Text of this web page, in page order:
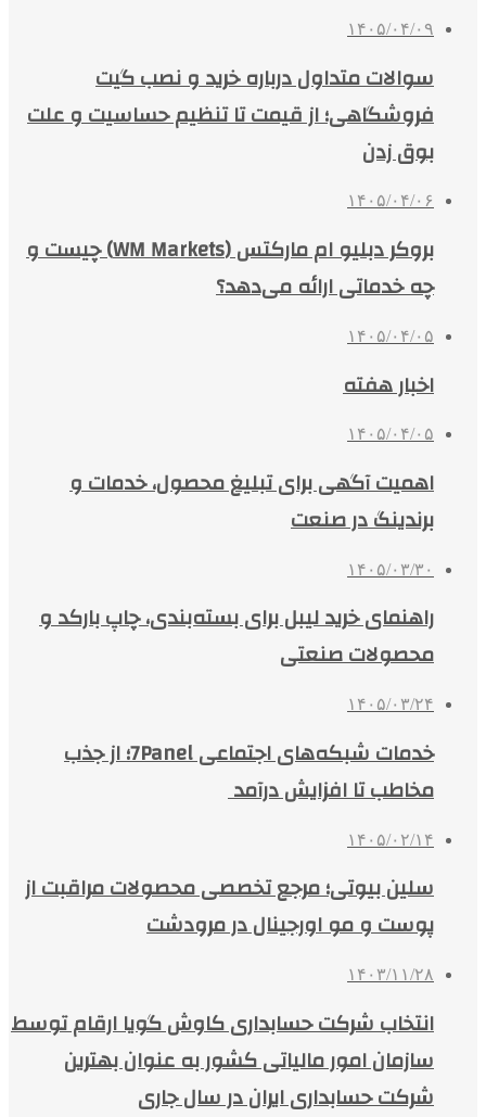
۱۴۰۵/۰۴/۰۹
سوالات متداول درباره خرید و نصب گیت
فروشگاهی؛ از قیمت تا تنظیم حساسیت و علت
بوق زدن
۱۴۰۵/۰۴/۰۶
بروکر دبلیو ام مارکتس (WM Markets) چیست و
چه خدماتی ارائه می‌دهد؟
۱۴۰۵/۰۴/۰۵
اخبار هفته
۱۴۰۵/۰۴/۰۵
اهمیت آگهی برای تبلیغ محصول، خدمات و
برندینگ در صنعت
۱۴۰۵/۰۳/۳۰
راهنمای خرید لیبل برای بسته‌بندی، چاپ بارکد و
محصولات صنعتی
۱۴۰۵/۰۳/۲۴
خدمات شبکه‌های اجتماعی 7Panel؛ از جذب
مخاطب تا افزایش درآمد
۱۴۰۵/۰۲/۱۴
سلین بیوتی؛ مرجع تخصصی محصولات مراقبت از
پوست و مو اورجینال در مرودشت
۱۴۰۳/۱۱/۲۸
انتخاب شرکت حسابداری کاوش گویا ارقام توسط
سازمان امور مالیاتی کشور به عنوان بهترین
شرکت حسابداری ایران در سال جاری